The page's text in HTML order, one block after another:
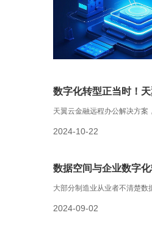
数字化转型正当时！
天翼云金融远程办公解决方
2024-10-22
数据空间与企业数字
大部分制造业从业者不清楚数
2024-09-02